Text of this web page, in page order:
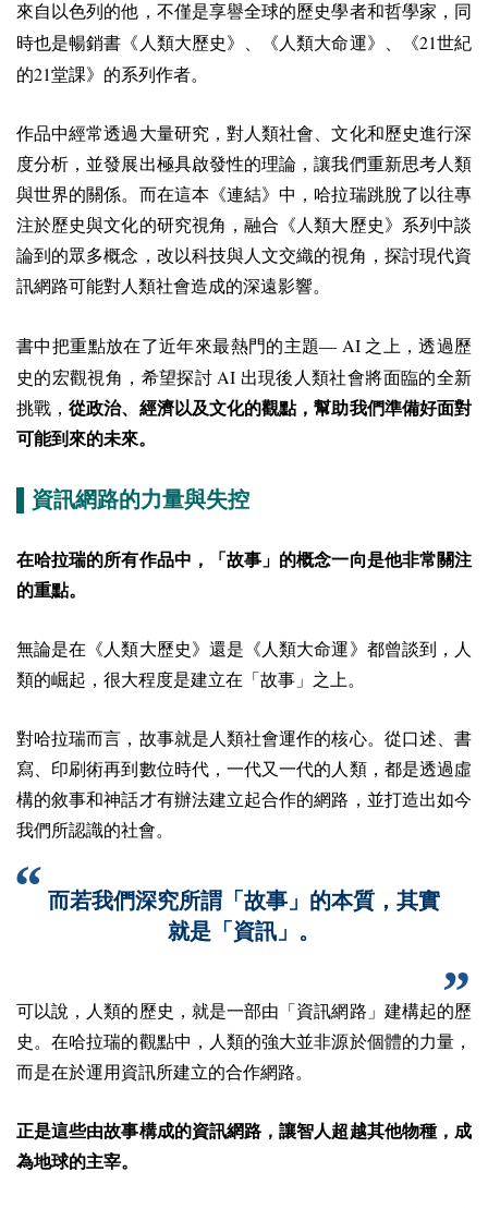
來自以色列的他，不僅是享譽全球的歷史學者和哲學家，同
時也是暢銷書《人類大歷史》、《人類大命運》、《21世紀
的21堂課》的系列作者。
作品中經常透過大量研究，對人類社會、文化和歷史進行深
度分析，並發展出極具啟發性的理論，讓我們重新思考人類
與世界的關係。而在這本《連結》中，哈拉瑞跳脫了以往專
注於歷史與文化的研究視角，融合《人類大歷史》系列中談
論到的眾多概念，改以科技與人文交織的視角，探討現代資
訊網路可能對人類社會造成的深遠影響。
書中把重點放在了近年來最熱門的主題— AI之上，透過歷
史的宏觀視角，希望探討 AI 出現後人類社會將面臨的全新
挑戰，從政治、經濟以及文化的觀點，幫助我們準備好面對
可能到來的未來。
▌資訊網路的力量與失控
在哈拉瑞的所有作品中，「故事」的概念一向是他非常關注
的重點。
無論是在《人類大歷史》還是《人類大命運》都曾談到，人
類的崛起，很大程度是建立在「故事」之上。
對哈拉瑞而言，故事就是人類社會運作的核心。從口述、書
寫、印刷術再到數位時代，一代又一代的人類，都是透過虛
構的敘事和神話才有辦法建立起合作的網路，並打造出如今
我們所認識的社會。
而若我們深究所謂「故事」的本質，其實
就是「資訊」。
可以說，人類的歷史，就是一部由「資訊網路」建構起的歷
史。在哈拉瑞的觀點中，人類的強大並非源於個體的力量，
而是在於運用資訊所建立的合作網路。
正是這些由故事構成的資訊網路，讓智人超越其他物種，成
為地球的主宰。